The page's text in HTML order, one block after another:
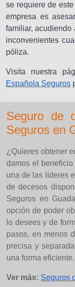
se requiere de
empresa es
familiar, acudiendo
inconvenientes
póliza.
Visita nuestra
Española Seguros
Seguro de
Seguros en
¿Quieres obtener
damos el
una de las líderes
de decesos
Seguros en
opción de poder
lo desees y de
pasos, en menos
precisa y
una forma eficiente.
Ver más: Seguros